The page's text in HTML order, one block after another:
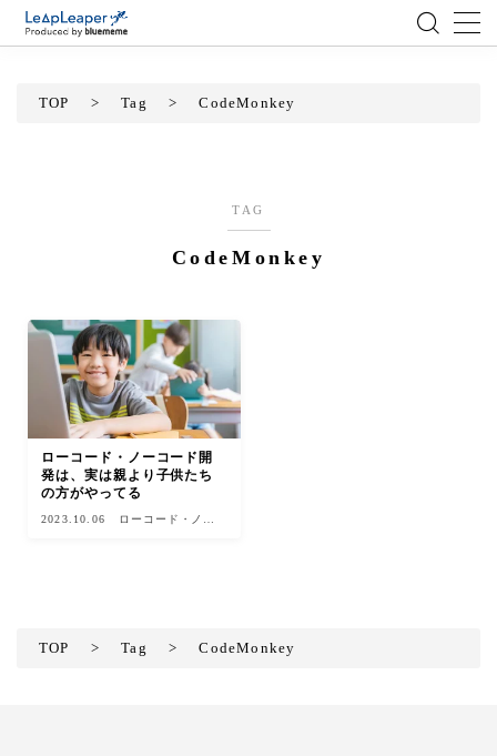
アジャイル
テクノロジー
BlueMeme
TOP > Tag > CodeMonkey
TAG
CodeMonkey
ローコード・ノーコード開
発は、実は親より子供たち
の方がやってる
2023.10.06
ローコード・ノー
TOP > Tag > CodeMonkey